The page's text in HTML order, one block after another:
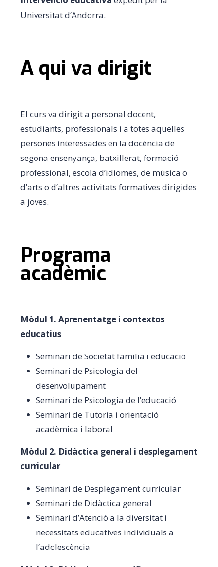
Universitat d’Andorra.
A qui va dirigit
El curs va dirigit a personal docent,
estudiants, professionals i a totes aquelles
persones interessades en la docència de
segona ensenyança, batxillerat, formació
professional, escola d’idiomes, de música o
d’arts o d’altres activitats formatives dirigides
a joves.
Programa
acadèmic
Mòdul 1. Aprenentatge i contextos
educatius
Seminari de Societat família i educació
Seminari de Psicologia del
desenvolupament
Seminari de Psicologia de l’educació
Seminari de Tutoria i orientació
acadèmica i laboral
Mòdul 2. Didàctica general i desplegament
curricular
Seminari de Desplegament curricular
Seminari de Didàctica general
Seminari d’Atenció a la diversitat i
necessitats educatives individuals a
l’adolescència